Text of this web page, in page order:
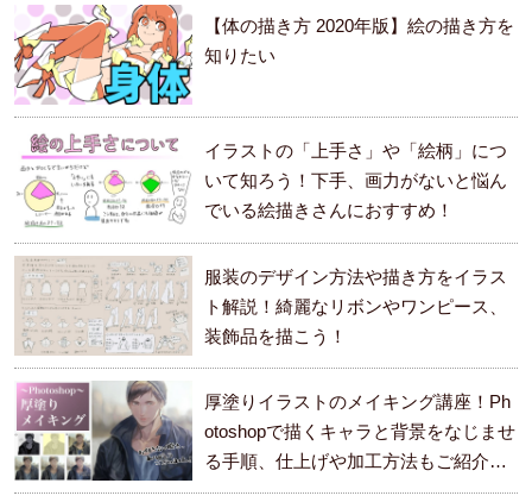
【体の描き方 2020年版】絵の描き方を
知りたい
イラストの「上手さ」や「絵柄」につ
いて知ろう！下手、画力がないと悩ん
でいる絵描きさんにおすすめ！
服装のデザイン方法や描き方をイラス
ト解説！綺麗なリボンやワンピース、
装飾品を描こう！
厚塗りイラストのメイキング講座！Ph
otoshopで描くキャラと背景をなじませ
る手順、仕上げや加工方法もご紹介し
ます。